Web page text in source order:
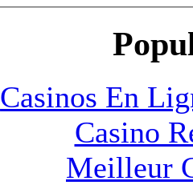
Casinos En
Casino
Meilleur